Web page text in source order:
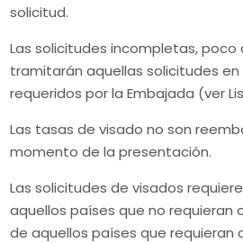
solicitud.
Las solicitudes incompletas,
tramitarán aquellas solicitudes
requeridos por la Embajada (ver
Las tasas de visado no son
momento de la presentación.
Las solicitudes de visados
aquellos países que no requieran
de aquellos países que